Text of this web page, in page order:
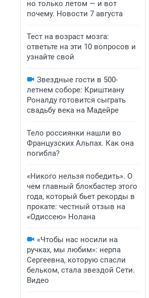
но только летом — и вот
почему. Новости 7 августа
Тест на возраст мозга:
ответьте на эти 10 вопросов и
узнайте свой
Звездные гости в 500-
летнем соборе: Криштиану
Роналду готовится сыграть
свадьбу века на Мадейре
Тело россиянки нашли во
Французских Альпах. Как она
погибла?
«Никого нельзя победить». О
чем главный блокбастер этого
года, который бьет рекорды в
прокате: честный отзыв на
«Одиссею» Нолана
«Чтобы нас носили на
ручках, мы любим»: нерпа
Сергеевна, которую спасли
бельком, стала звездой Сети.
Видео